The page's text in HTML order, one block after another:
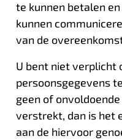
te kunnen betalen
kunnen
van de
U bent niet verplicht
persoonsgegevens
geen of
verstrekt, dan is het
aan de hiervoor